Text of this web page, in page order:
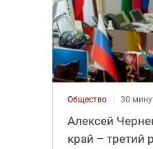
Общество 30
Алексей
край – третий